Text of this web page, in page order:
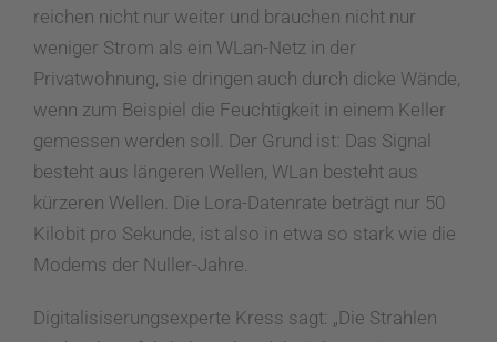
reichen nicht nur weiter und brauchen nicht nur
weniger Strom als ein WLan-Netz in der
Privatwohnung, sie dringen auch durch dicke Wände,
wenn zum Beispiel die Feuchtigkeit in einem Keller
gemessen werden soll. Der Grund ist: Das Signal
besteht aus längeren Wellen, WLan besteht aus
kürzeren Wellen. Die Lora-Datenrate beträgt nur 50
Kilobit pro Sekunde, ist also in etwa so stark wie die
Modems der Nuller-Jahre.
Digitalisiserungsexperte Kress sagt: „Die Strahlen